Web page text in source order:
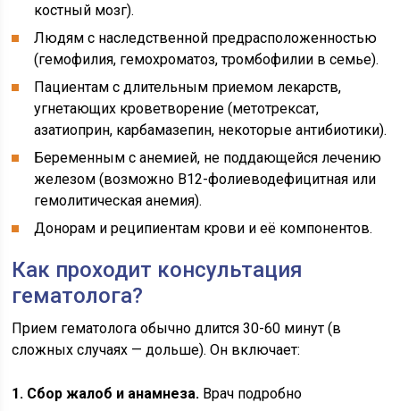
костный мозг).
Людям с наследственной предрасположенностью
(гемофилия, гемохроматоз, тромбофилии в семье).
Пациентам с длительным приемом лекарств,
угнетающих кроветворение (метотрексат,
азатиоприн, карбамазепин, некоторые антибиотики).
Беременным с анемией, не поддающейся лечению
железом (возможно В12-фолиеводефицитная или
гемолитическая анемия).
Донорам и реципиентам крови и её компонентов.
Как проходит консультация
гематолога?
Прием гематолога обычно длится 30-60 минут (в
сложных случаях — дольше). Он включает:
1. Сбор жалоб и анамнеза. Врач подробно